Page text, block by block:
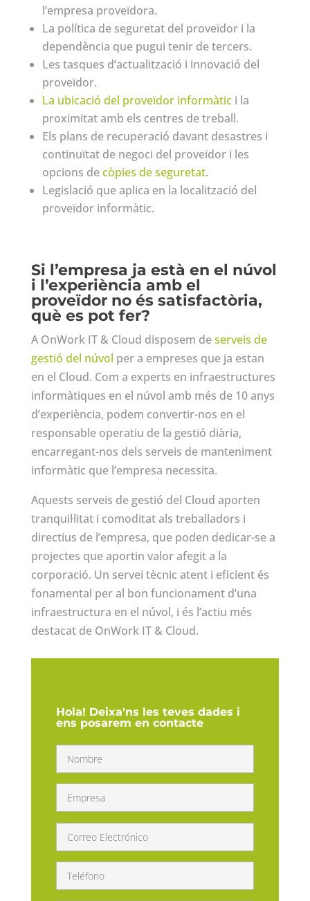
l’empresa proveïdora.
La política de seguretat del proveïdor i la
dependència que pugui tenir de tercers.
Les tasques d’actualització i innovació del
proveïdor.
La ubicació del proveïdor informàtici la
proximitat amb els centres de treball.
Els plans de recuperació davant desastres i
continuïtat de negoci del proveïdor i les
opcions decòpies de seguretat.
Legislació que aplica en la localització del
proveïdor informàtic.
Si l’empresa ja està en el núvol
i l’experiència amb el
proveïdor no és satisfactòria,
què es pot fer?
A OnWork IT & Cloud disposem deserveis de
gestió del núvol per a empreses que ja estan
en el Cloud. Com a experts en infraestructures
informàtiques en el núvol amb més de 10 anys
d’experiència, podem convertir-nos en el
responsable operatiu de la gestió diària,
encarregant-nos dels serveis de manteniment
informàtic que l’empresa necessita.
Aquests serveis de gestió del Cloud aporten
tranquil·litat i comoditat als treballadors i
directius de l’empresa, que poden dedicar-se a
projectes que aportin valor afegit a la
corporació. Un servei tècnic atent i eficient és
fonamental per al bon funcionament d’una
infraestructura en el núvol, i és l’actiu més
destacat de OnWork IT & Cloud.
Hola! Deixa'ns les teves dades i
ens posarem en contacte